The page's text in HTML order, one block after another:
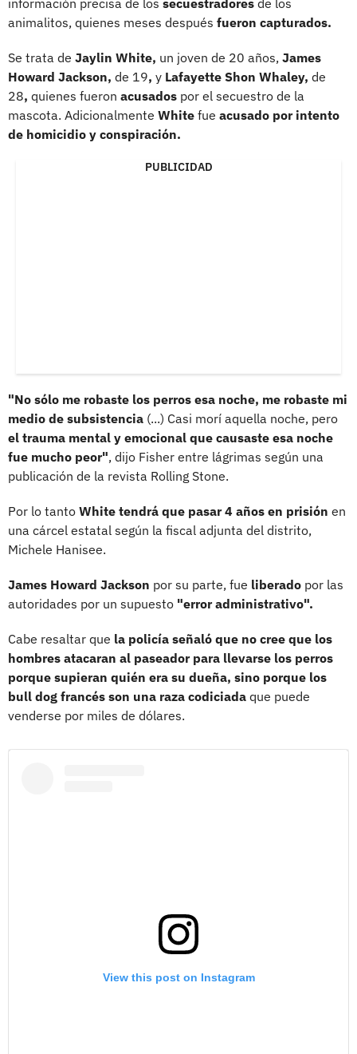
información precisa de los secuestradores de los
animalitos, quienes meses después fueron capturados.
Se trata de Jaylin White, un joven de 20 años, James
Howard Jackson, de 19, y Lafayette Shon Whaley, de
28, quienes fueron acusados por el secuestro de la
mascota. Adicionalmente White fue acusado por intento
de homicidio y conspiración.
PUBLICIDAD
"No sólo me robaste los perros esa noche, me robaste mi
medio de subsistencia (...) Casi morí aquella noche, pero
el trauma mental y emocional que causaste esa noche
fue mucho peor", dijo Fisher entre lágrimas según una
publicación de la revista Rolling Stone.
Por lo tanto White tendrá que pasar 4 años en prisión en
una cárcel estatal según la fiscal adjunta del distrito,
Michele Hanisee.
James Howard Jackson por su parte, fue liberado por las
autoridades por un supuesto "error administrativo".
Cabe resaltar que la policía señaló que no cree que los
hombres atacaran al paseador para llevarse los perros
porque supieran quién era su dueña, sino porque los
bull dog francés son una raza codiciada que puede
venderse por miles de dólares.
View this post on Instagram